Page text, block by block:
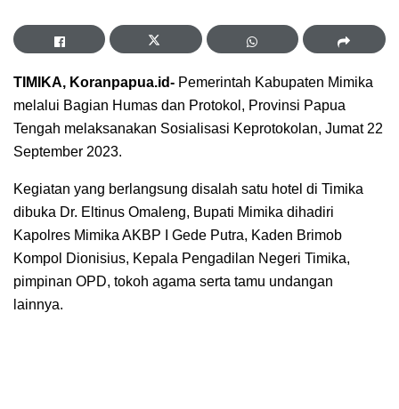
TIMIKA, Koranpapua.id- Pemerintah Kabupaten Mimika
melalui Bagian Humas dan Protokol, Provinsi Papua
Tengah melaksanakan Sosialisasi Keprotokolan, Jumat 22
September 2023.
Kegiatan yang berlangsung disalah satu hotel di Timika
dibuka Dr. Eltinus Omaleng, Bupati Mimika dihadiri
Kapolres Mimika AKBP I Gede Putra, Kaden Brimob
Kompol Dionisius, Kepala Pengadilan Negeri Timika,
pimpinan OPD, tokoh agama serta tamu undangan
lainnya.